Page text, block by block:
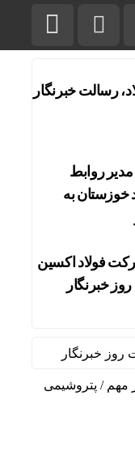
رسالت خبرنگار
روابط
به
فولاد اکسین
خبرنگار
خبرنگار
مهم / پتروشیمی